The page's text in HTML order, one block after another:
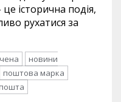
історична подія,
рухатися за
новини
поштова марка